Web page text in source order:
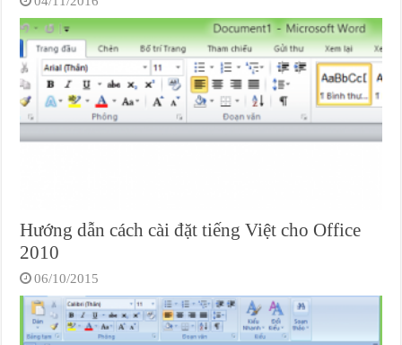
Hướng dẫn cách cài đặt tiếng Việt cho Office
2010
06/10/2015